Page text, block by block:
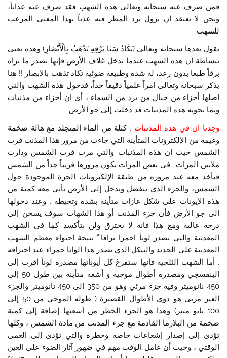
فمن صرف عنه سبحانه وتعالى هذه الشهب فقد صرف عنه عذاباً،
ونحن لا نعتقد ان نزول برد المطر فيه عذباً بهذا المعنى المرعب
للشهب.
يقول بعدها سبحانه وتعالى (يَكَادُ سَنَا بَرْقِهِ يَذْهَبُ بِالْأَبْصَارِ) وهذه تعنى
ببساطة أن هذه الشهب عندما تدخل غلاف الأرض فإنها تصدر ما نراه
برقاً طبعا بدون رعد، له شدة وطبيعة ضوئية تكاد تذهب بالإبصار !! هنا
يذكر سبحانه وتعالى امراً علمياً دقيقاً جداً، فدخول هذه الشهب والتي
اصلها أجزاء من جبال من برد من السماء ، أي ان أجزاء من مذنبات
وبما تحويه هذه المذنبات قد دخلت إلى جو الأرض.
وجدنا ان في هذه المذنبات , كتلة من الماء المتجلد مع هالة ضخمة
وغيمة من الإلكترونات المتأينة التي جاءت من مرور هذا المذنب قرب
الشمس حيث ان هذه المذنبات والتي مرت قرب الشمس ودارت
ملايين المرات , في بعض المرات يكون مرورها قريباً جداً من الشمس
فيأخذ معه عند مروره من طبقة الإلكترونات الحرة الموجودة حول
الشمس، والجزء الذي ينفصل ويدخل إلى الأرض يأتي معه كمية من
هذه الأيونات على شكل غازات متأينة بشدة وتحيطه , وعند دخولها
الى جو الأرض فأن جزء المذنب أو هذا الشهاب سوف يسخن إلى
درجة عالية ومع هذا فانه لا يحترق ولن يتأكسد كما في الشهب
المعدنية والتي تصدر لوناً احمرا براقا ً نتيجة احتواء معظم الشهب
المعدنية على الحديد والنيكل الذي يصدر هذا ألوانا حمراء عند احتراقه
, أما الشهب الثلجية فأنها ستفرغ كل أيوناتها مصدرة لوناً اقرب إلى
البنفسجي ومصدرة أطوال موجيه و أشعه متأينة بين طول 50 إلى
450 نانوميتر وفيه جزء مرئي وهو من 350 إلى 450 نانوميتر والجزء
الغير مرئي هو ذوي الأطوال القصيرة ( طوله الموجي من 50 إلى
100 نانو ميتر) وهذا هو الجزء الخطر من أشعتها إضافة إلى كمية
ضخمة من البلازما القادمة مع جزء المذنب من مادة الشمس ، وكلها
تؤدى إلى إصدار إشعاعات خاصة وخطرة والتي تؤدى إلى العمى
الوقتي ، وحيث أن عامل الوقت مهم في ضهور آثار الضوء على العين